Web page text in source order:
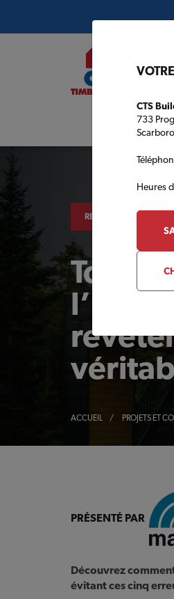
REVÊTEMENT EXTÉRIEUR
Top 5
ACCUEIL / PROJETS ET
PRÉSENTÉ PAR
Découvrez
évitant ces cinq
CTS
733
Heures